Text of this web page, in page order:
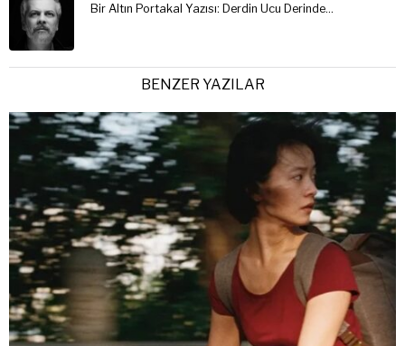
Bir Altın Portakal Yazısı: Derdin Ucu Derinde…
BENZER YAZILAR